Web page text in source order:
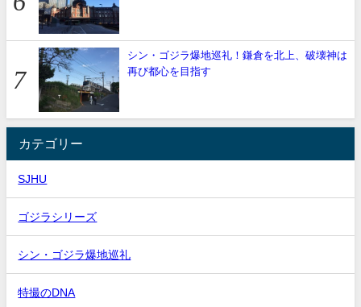
シン・ゴジラ爆地巡礼！鎌倉を北上、破壊神は
再び都心を目指す
カテゴリー
SJHU
ゴジラシリーズ
シン・ゴジラ爆地巡礼
特撮のDNA